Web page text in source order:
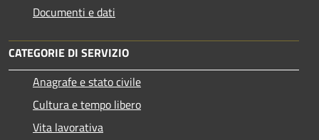
Documenti e dati
CATEGORIE DI SERVIZIO
Anagrafe e stato civile
Cultura e tempo libero
Vita lavorativa